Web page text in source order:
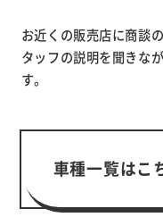
お近くの販売店に商談
タッフの説明を聞きな
す。
車種一覧はこ